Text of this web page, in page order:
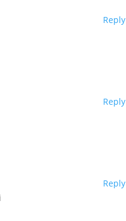
Reply
Reply
Reply